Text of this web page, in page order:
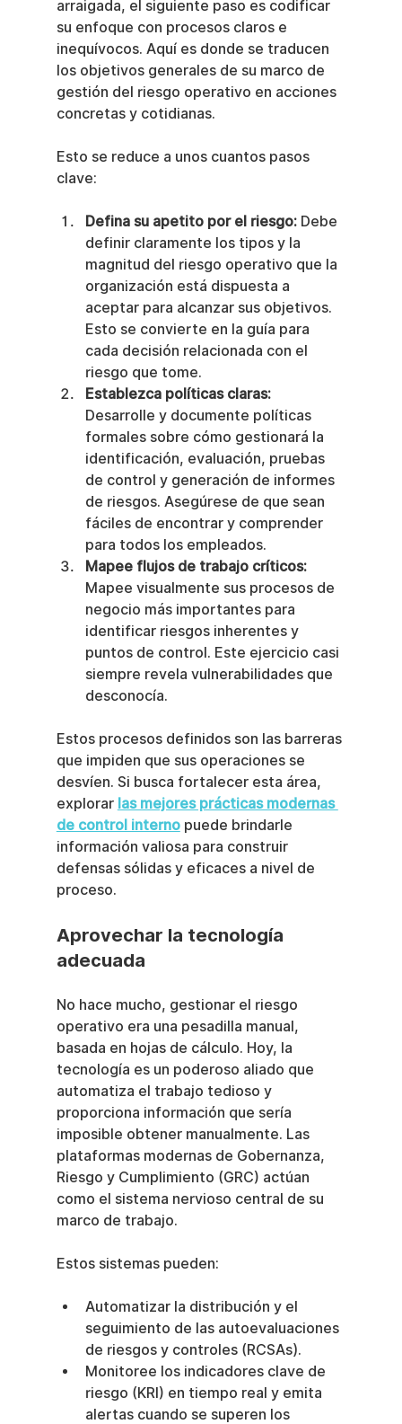
arraigada, el siguiente paso es codificar
su enfoque con procesos claros e
inequívocos. Aquí es donde se traducen
los objetivos generales de su marco de
gestión del riesgo operativo en acciones
concretas y cotidianas.
Esto se reduce a unos cuantos pasos
clave:
Defina su apetito por el riesgo: Debe
definir claramente los tipos y la
magnitud del riesgo operativo que la
organización está dispuesta a
aceptar para alcanzar sus objetivos.
Esto se convierte en la guía para
cada decisión relacionada con el
riesgo que tome.
Establezca políticas claras:
Desarrolle y documente políticas
formales sobre cómo gestionará la
identificación, evaluación, pruebas
de control y generación de informes
de riesgos. Asegúrese de que sean
fáciles de encontrar y comprender
para todos los empleados.
Mapee flujos de trabajo críticos:
Mapee visualmente sus procesos de
negocio más importantes para
identificar riesgos inherentes y
puntos de control. Este ejercicio casi
siempre revela vulnerabilidades que
desconocía.
Estos procesos definidos son las barreras
que impiden que sus operaciones se
desvíen. Si busca fortalecer esta área,
explorar las mejores prácticas modernas
de control interno puede brindarle
información valiosa para construir
defensas sólidas y eficaces a nivel de
proceso.
Aprovechar la tecnología
adecuada
No hace mucho, gestionar el riesgo
operativo era una pesadilla manual,
basada en hojas de cálculo. Hoy, la
tecnología es un poderoso aliado que
automatiza el trabajo tedioso y
proporciona información que sería
imposible obtener manualmente. Las
plataformas modernas de Gobernanza,
Riesgo y Cumplimiento (GRC) actúan
como el sistema nervioso central de su
marco de trabajo.
Estos sistemas pueden:
Automatizar la distribución y el
seguimiento de las autoevaluaciones
de riesgos y controles (RCSAs).
Monitoree los indicadores clave de
riesgo (KRI) en tiempo real y emita
alertas cuando se superen los